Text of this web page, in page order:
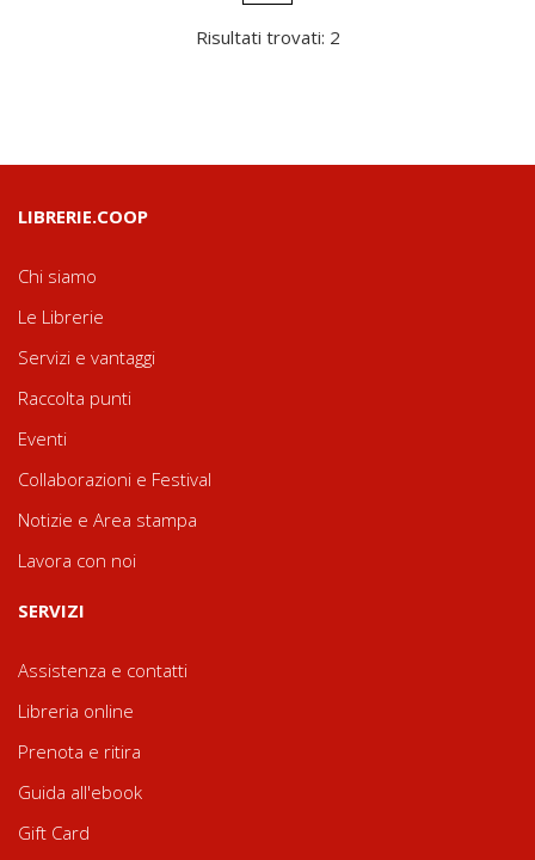
Risultati trovati: 2
LIBRERIE.COOP
Chi siamo
Le Librerie
Servizi e vantaggi
Raccolta punti
Eventi
Collaborazioni e Festival
Notizie e Area stampa
Lavora con noi
SERVIZI
Assistenza e contatti
Libreria online
Prenota e ritira
Guida all'ebook
Gift Card